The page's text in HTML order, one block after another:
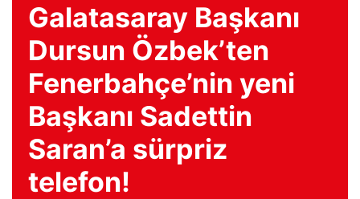
Galatasaray Başkanı
Dursun Özbek’ten
Fenerbahçe’nin yeni
Başkanı Sadettin
Saran’a sürpriz
telefon!